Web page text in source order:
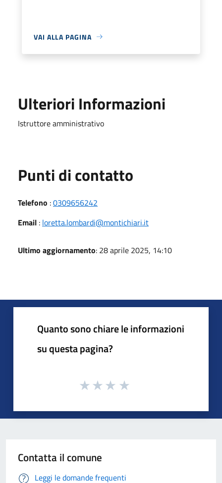
VAI ALLA PAGINA
Ulteriori Informazioni
Istruttore amministrativo
Punti di contatto
Telefono :0309656242
Email : loretta.lombardi@montichiari.it
Ultimo aggiornamento: 28 aprile 2025, 14:10
Quanto sono chiare le informazioni
su questa pagina?
Contatta il comune
Leggi le domande frequenti